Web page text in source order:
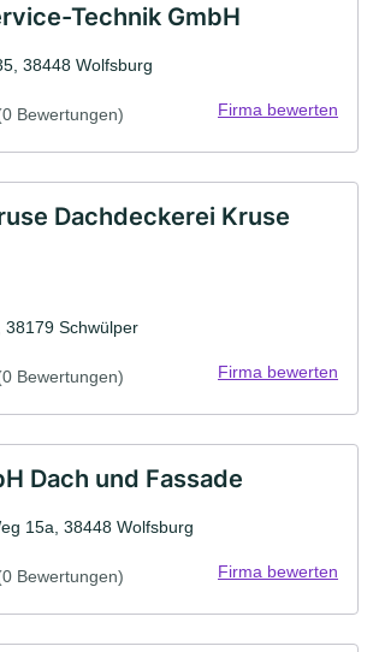
Technik GmbH
38448 Wolfsburg
Bewertungen) Firma bewerten
Dachdeckerei Kruse
38179 Schwülper
Bewertungen) Firma bewerten
Dach und Fassade
15a, 38448 Wolfsburg
Bewertungen) Firma bewerten